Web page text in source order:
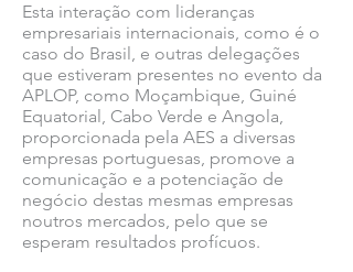
Esta interação com lideranças
empresariais internacionais, como é o
caso do Brasil, e outras delegações
que estiveram presentes no evento da
APLOP, como Moçambique, Guiné
Equatorial, Cabo Verde e Angola,
proporcionada pela AES a diversas
empresas portuguesas, promove a
comunicação e a potenciação de
negócio destas mesmas empresas
noutros mercados, pelo que se
esperam resultados profícuos.